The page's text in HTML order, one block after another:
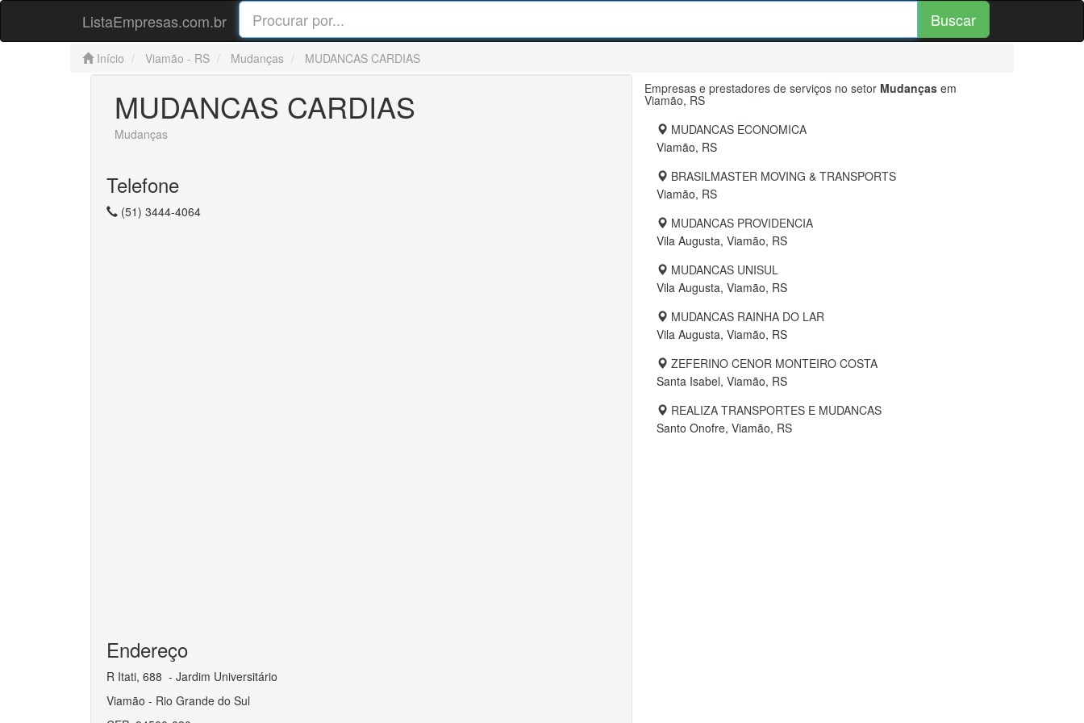
ListaEmpresas.com.br Buscar
Início Viamão - RS Mudanças MUDANCAS CARDIAS
MUDANCAS CARDIAS
Mudanças
Telefone
(51) 3444-4064
Endereço
R Itati, 688 - Jardim Universitário
Viamão - Rio Grande do Sul
Empresas e prestadores de serviços no setor Mudanças em
Viamão, RS
MUDANCAS ECONOMICA
Viamão, RS
BRASILMASTER MOVING & TRANSPORTS
Viamão, RS
MUDANCAS PROVIDENCIA
Vila Augusta, Viamão, RS
MUDANCAS UNISUL
Vila Augusta, Viamão, RS
MUDANCAS RAINHA DO LAR
Vila Augusta, Viamão, RS
ZEFERINO CENOR MONTEIRO COSTA
Santa Isabel, Viamão, RS
REALIZA TRANSPORTES E MUDANCAS
Santo Onofre, Viamão, RS